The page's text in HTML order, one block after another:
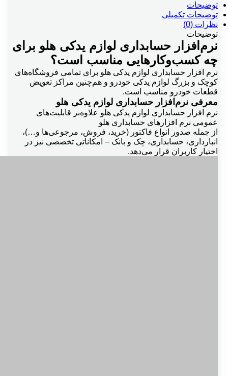
توليد اتوماتيك بر اساس فرمول توليد
چند ارزي جدید
حراجي و تخفيفات پلکانی
خدمات برحسب درصدي ازمبلغ كل فاكتور
سرشكن هزينه درقيمت خريد
توضیحات
توضیحات تکمیلی
نظرات (0)
توضیحات
نرم‌افزار حسابداری لوازم یدکی هلو برای
چه کسب‌وکارهایی مناسب است؟
نرم افزار حسابداری لوازم یدکی هلو برای تمامی فروشگاه‌های
کوچک و بزرگ لوازم یدکی خودرو و هم‌چنین مراکز تعویض
قطعات خودرو مناسب است.
معرفی نرم‌افزار حسابداری لوازم یدکی هلو
نرم افزار حسابداری لوازم یدکی هلو علاوه‌بر قابلیت‌های
عمومی نرم‌ افزارهای حسابداری هلو
از جمله صدور انواع فاکتور (خرید، فروش، مرجوعی‌ها و…)،
انبارداری، حسابداری، چک و بانک – امکاناتی تخصصی نیز در
اختیار کاربران قرار می‌دهد.